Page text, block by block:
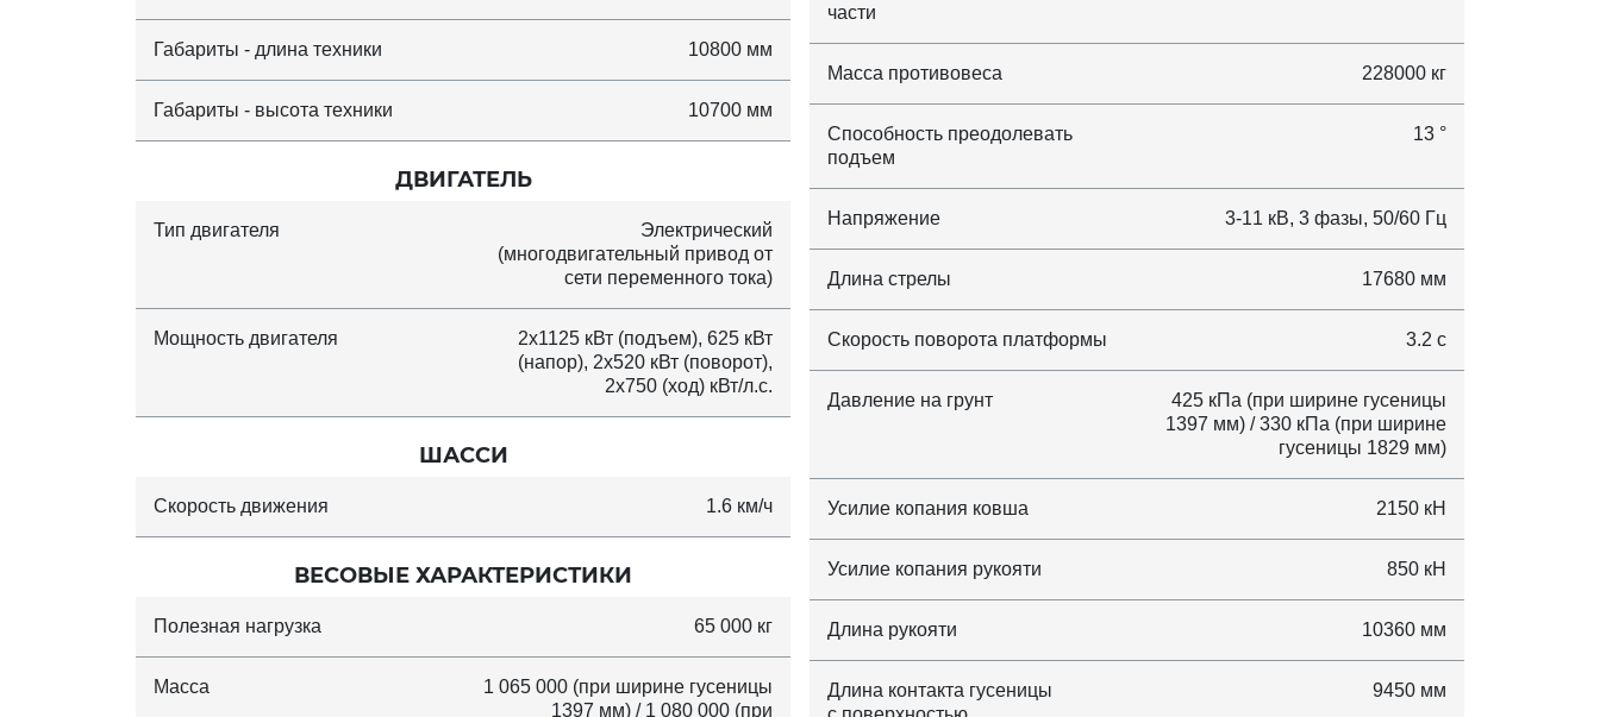
Габариты - длина техники 10800 мм
Габариты - высота техники 10700 мм
ДВИГАТЕЛЬ
Тип двигателя
Электрический
(многодвигательный привод от
сети переменного тока)
Мощность двигателя
2x1125 кВт (подъем), 625 кВт
(напор), 2x520 кВт (поворот),
2x750 (ход) кВт/л.с.
ШАССИ
Скорость движения 1.6 км/ч
ВЕСОВЫЕ ХАРАКТЕРИСТИКИ
Полезная нагрузка 65 000 кг
Масса
1 065 000 (при ширине гусеницы
1397 мм) / 1 080 000 (при
части
Масса противовеса 228000 кг
Способность преодолевать
подъем
13 °
Напряжение 3-11 кВ, 3 фазы, 50/60 Гц
Длина стрелы 17680 мм
Скорость поворота платформы 3.2 с
Давление на грунт
425 кПа (при ширине гусеницы
1397 мм) / 330 кПа (при ширине
гусеницы 1829 мм)
Усилие копания ковша 2150 кН
Усилие копания рукояти 850 кН
Длина рукояти 10360 мм
Длина контакта гусеницы
9450 мм